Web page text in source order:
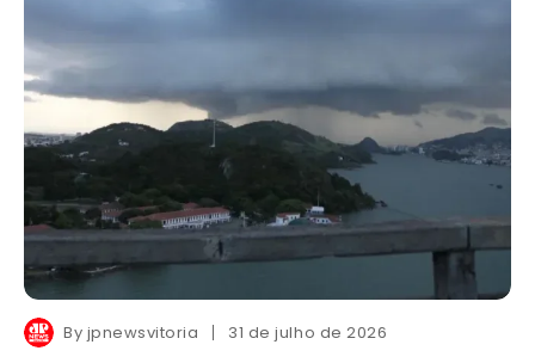
By jpnewsvitoria 31 de julho de 2026